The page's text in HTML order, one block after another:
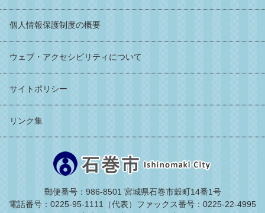
個人情報保護制度の概要
ウェブ・アクセシビリティについて
サイトポリシー
リンク集
郵便番号：986-8501 宮城県石巻市穀町14番1号
電話番号：0225-95-1111（代表） ファックス番号：0225-22-4995